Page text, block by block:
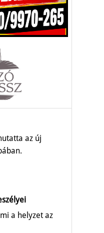
az új
a helyzet az